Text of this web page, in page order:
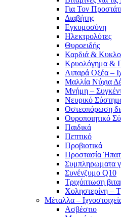
Για Τον
Διαβήτης
Εγκυμοσύνη
Ηλεκτρολύτες
Θυροειδής
Καρδιά &
Κρυολόγημα &
Λιπαρά Οξέα –
Μαλλία Νύχια
Μνήμη –
Νευρικό
Οστεοπόρωση
Ουροποιητικό
Παιδικά
Πεπτικό
Προβιοτικά
Προστασία
Συμπληρωματα
Συνένζυμο Q10
Τριχόπτωση
Χοληστερίνη –
Μέταλλα –
Ασβέστιο